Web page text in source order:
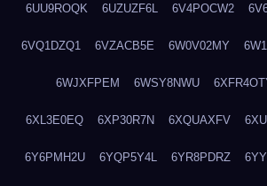
6UU9ROQK 6UZUZF6L 6V4POCW2
6VQ1DZQ1 6VZACB5E 6W0V02MY
6WJXFPEM 6WSY8NWU
6XL3E0EQ 6XP30R7N 6XQUAXFV
6Y6PMH2U 6YQP5Y4L 6YR8PDRZ